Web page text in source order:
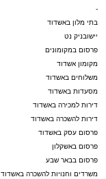
-
בתי מלון באשדוד
יישובניק נט
פרסום במקומונים
מקומון אשדוד
משלוחים באשדוד
מסעדות באשדוד
דירות למכירה באשדוד
דירות להשכרה באשדוד
פרסום עסק באשדוד
פרסום באשקלון
פרסום בבאר שבע
משרדים וחנויות להשכרה באשדוד